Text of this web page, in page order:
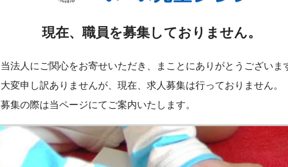
現在、職員を募集しておりません。
当法人にご関心をお寄せいただき、まことにありがとうございま
大変申し訳ありませんが、現在、求人募集は行っておりません。
募集の際は当ページにてご案内いたします。